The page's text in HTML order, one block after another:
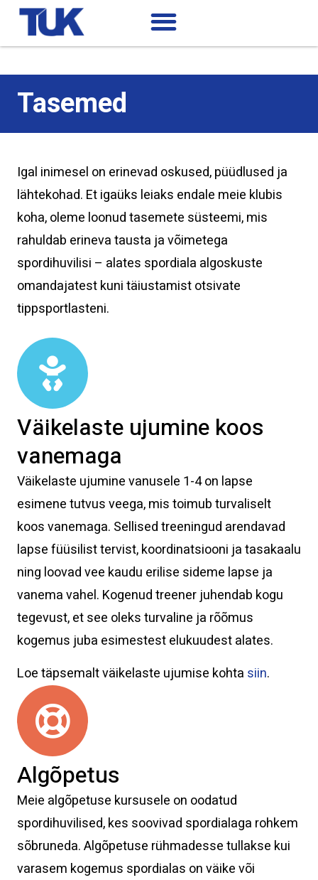
Tasemed
Igal inimesel on erinevad oskused, püüdlused ja
lähtekohad. Et igaüks leiaks endale meie klubis
koha, oleme loonud tasemete süsteemi, mis
rahuldab erineva tausta ja võimetega
spordihuvilisi – alates spordiala algoskuste
omandajatest kuni täiustamist otsivate
tippsportlasteni.
Väikelaste ujumine koos
vanemaga
Väikelaste ujumine vanusele 1-4 on lapse
esimene tutvus veega, mis toimub turvaliselt
koos vanemaga. Sellised treeningud arendavad
lapse füüsilist tervist, koordinatsiooni ja tasakaalu
ning loovad vee kaudu erilise sideme lapse ja
vanema vahel. Kogenud treener juhendab kogu
tegevust, et see oleks turvaline ja rõõmus
kogemus juba esimestest elukuudest alates.
Loe täpsemalt väikelaste ujumise kohta siin.
Algõpetus
Meie algõpetuse kursusele on oodatud
spordihuvilised, kes soovivad spordialaga rohkem
sõbruneda. Algõpetuse rühmadesse tullakse kui
varasem kogemus spordialas on väike või